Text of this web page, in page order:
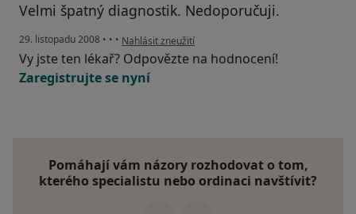
Velmi špatný diagnostik. Nedoporučuji.
29. listopadu 2008 • • • podle názoru uživatele KH
Nahlásit zneužití
Vy jste ten lékař? Odpovězte na hodnocení!
Zaregistrujte se nyní
Pomáhají vám názory rozhodovat o tom,
kterého specialistu nebo ordinaci navštívit?